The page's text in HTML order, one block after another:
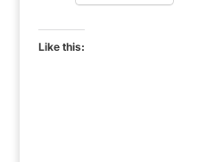
Like this: